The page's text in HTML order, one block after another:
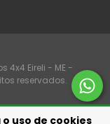
uso de cookies
4x4 Eireli - ME -
reservados.